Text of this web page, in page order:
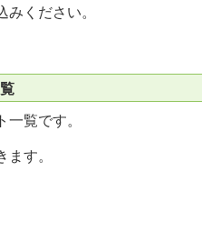
ください。
覧です。
す。